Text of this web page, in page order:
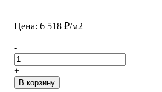
Цена: 6 518 ₽/м2
-
+
В корзину